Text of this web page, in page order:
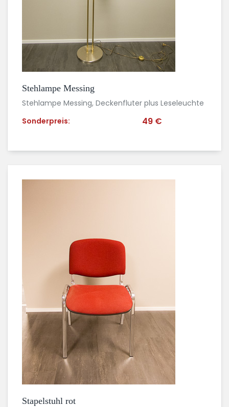
Stehlampe Messing
Stehlampe Messing, Deckenfluter plus Leseleuchte
Sonderpreis:
49 €
Stapelstuhl rot